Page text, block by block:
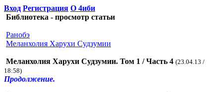
Вход Регистрация О 4иби
Библиотека - просмотр статьи
Ранобэ
Меланхолия Харухи Судзумии
Меланхолия Харухи Судзумии. Том 1 / Часть 4 (23.04.13 /
18:58)
Продолжение.